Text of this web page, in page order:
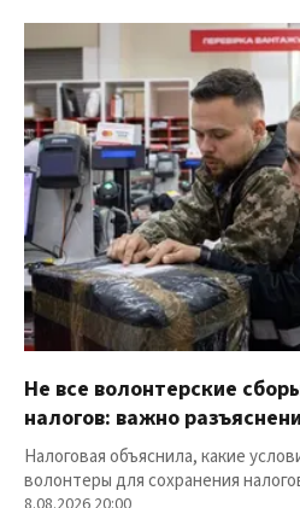
Не все волонтерские
налогов: важно
Налоговая объяснила, какие
волонтеры для сохранения